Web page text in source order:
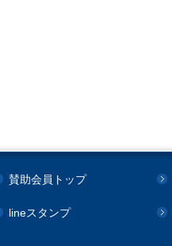
賛助会員トップ
lineスタンプ